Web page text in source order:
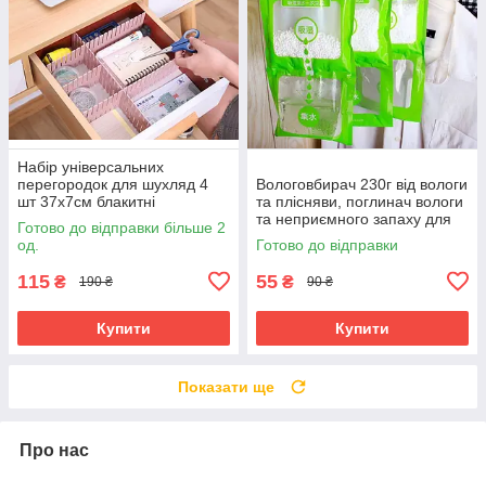
Набір універсальних
перегородок для шухляд 4
шт 37х7см блакитні
конструктор органайзер
Готово до відправки більше 2
од.
115 ₴ 190 ₴
Купити
Вологовбирач 230г від вологи
та плісняви, поглинач вологи
та неприємного запаху для
будинку осушувач повітря
Готово до відправки
55 ₴ 90 ₴
Купити
Показати ще
Про нас